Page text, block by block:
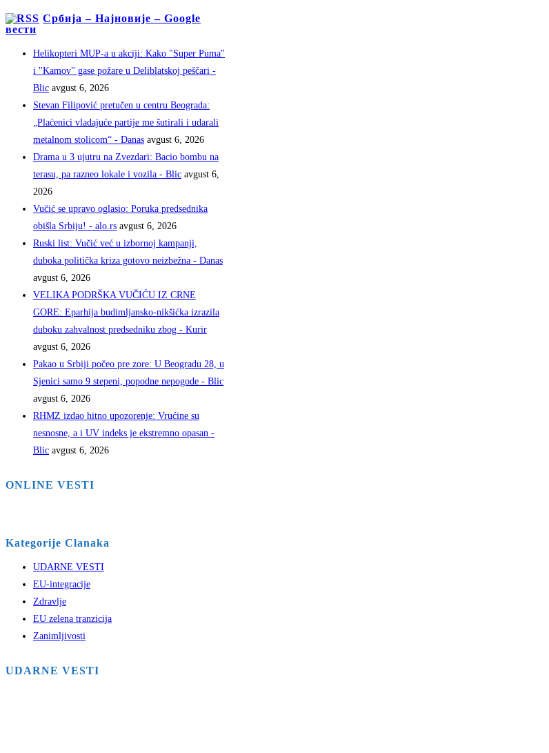
Србија – Најновије – Google
вести
Helikopteri MUP-a u akciji: Kako "Super Puma"
i "Kamov" gase požare u Deliblatskoj peščari -
Blic avgust 6, 2026
Stevan Filipović pretučen u centru Beograda:
„Plaćenici vladajuće partije me šutirali i udarali
metalnom stolicom“ - Danas avgust 6, 2026
Drama u 3 ujutru na Zvezdari: Bacio bombu na
terasu, pa razneo lokale i vozila - Blic avgust 6,
2026
Vučić se upravo oglasio: Poruka predsednika
obišla Srbiju! - alo.rs avgust 6, 2026
Ruski list: Vučić već u izbornoj kampanji,
duboka politička kriza gotovo neizbežna - Danas
avgust 6, 2026
VELIKA PODRŠKA VUČIĆU IZ CRNE
GORE: Eparhija budimljansko-nikšićka izrazila
duboku zahvalnost predsedniku zbog - Kurir
avgust 6, 2026
Pakao u Srbiji počeo pre zore: U Beogradu 28, u
Sjenici samo 9 stepeni, popodne nepogode - Blic
avgust 6, 2026
RHMZ izdao hitno upozorenje: Vrućine su
nesnosne, a i UV indeks je ekstremno opasan -
Blic avgust 6, 2026
ONLINE VESTI
Kategorije Clanaka
UDARNE VESTI
EU-integracije
Zdravlje
EU zelena tranzicija
Zanimljivosti
UDARNE VESTI